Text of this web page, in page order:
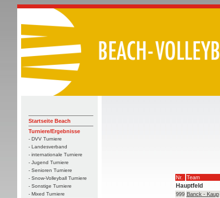
Startseite Beach
Turniere/Ergebnisse
- DVV Turniere
- Landesverband
- internationale Turniere
- Jugend Turniere
- Senioren Turniere
- Snow-Volleyball Turniere
- Sonstige Turniere
- Mixed Turniere
Nr. Team
Hauptfeld
999 Banck - Kaup